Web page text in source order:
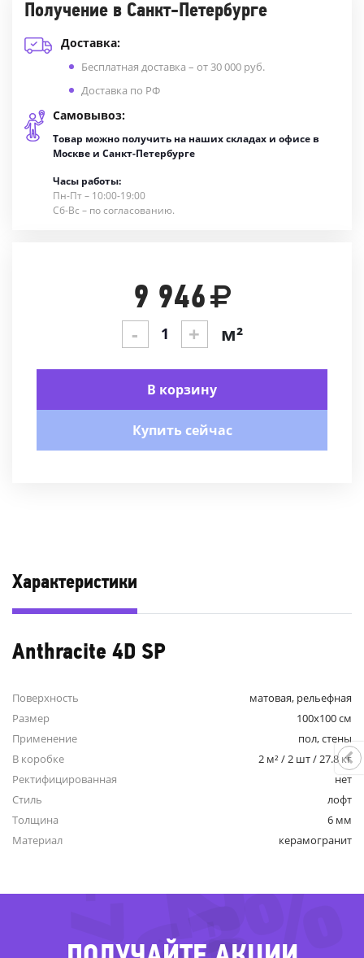
Получение в Санкт-Петербурге
Доставка:
Бесплатная доставка – от 30 000 руб.
Доставка по РФ
Самовывоз:
Товар можно получить на наших складах и офисе в
Москве и Санкт-Петербурге
Часы работы:
Пн-Пт – 10:00-19:00
Сб-Вс – по согласованию.
9 946
- + м²
В корзину
Купить сейчас
Характеристики
Anthracite 4D SP
Поверхность
матовая, рельефная
Размер
100x100 см
Применение
пол, стены
В коробке
2 м² / 2 шт / 27.8 кг
Ректифицированная
нет
Стиль
лофт
Толщина
6 мм
Материал
керамогранит